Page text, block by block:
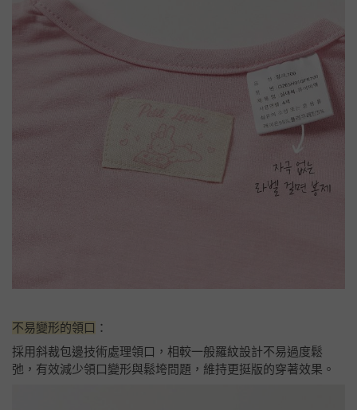
不易變形的領口 ：
採用斜裁包邊技術處理領口，相較一般羅紋設計不易過度鬆
弛，有效減少領口變形與鬆垮問題，維持更挺版的穿著效果。